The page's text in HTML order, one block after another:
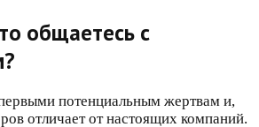
общаетесь с
потенциальным жертвам и,
отличает от настоящих компаний.